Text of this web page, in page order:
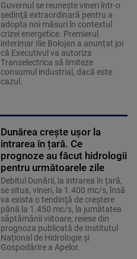
Guvernul se reuneşte vineri într-o
şedinţă extraordinară pentru a
adopta noi măsuri în contextul
crizei energetice. Premierul
interimar Ilie Bolojan a anunțat joi
că Executivul va autoriza
Transelectrica să limiteze
consumul industrial, dacă este
cazul.
Dunărea crește ușor la
intrarea în țară. Ce
prognoze au făcut hidrologii
pentru următoarele zile
Debitul Dunării, la intrarea în ţară,
se situa, vineri, la 1.400 mc/s, însă
va exista o tendinţă de creştere
până la 1.450 mc/s, la jumătatea
săptămânii viitoare, reiese din
prognoza publicată de Institutul
Naţional de Hidrologie şi
Gospodărire a Apelor.